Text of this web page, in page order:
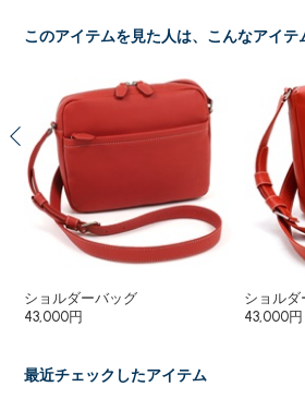
このアイテムを見た人は、こんなアイテ
ショルダーバッグ
43,000円
ショルダ
43,000円
最近チェックしたアイテム